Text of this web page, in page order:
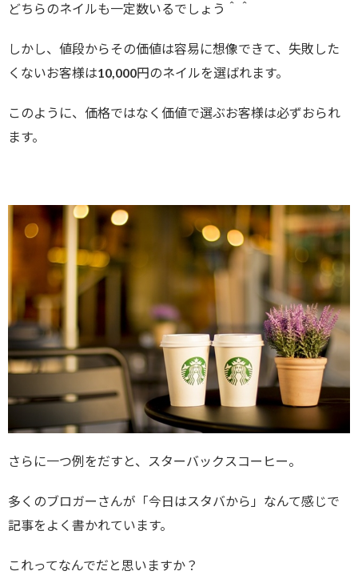
どちらのネイルも一定数いるでしょう＾＾
しかし、値段からその価値は容易に想像できて、失敗した
くないお客様は10,000円のネイルを選ばれます。
このように、価格ではなく価値で選ぶお客様は必ずおられ
ます。
さらに一つ例をだすと、スターバックスコーヒー。
多くのブロガーさんが「今日はスタバから」なんて感じで
記事をよく書かれています。
これってなんでだと思いますか？